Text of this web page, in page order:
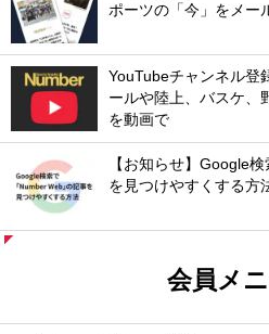
ポーツの「今」をメー
YouTubeチャンネル登
ールや陸上、バスケ、
を動画で
【お知らせ】Google
を見つけやすくする方
会員メ